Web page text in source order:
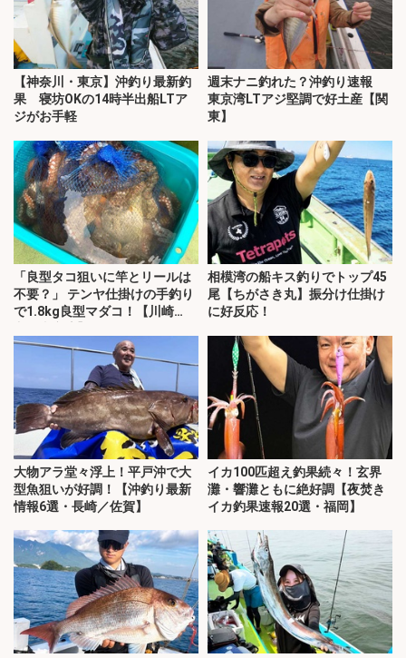
【神奈川・東京】沖釣り最新釣
果 寝坊OKの14時半出船LTア
ジがお手軽
週末ナニ釣れた？沖釣り速報
東京湾LTアジ堅調で好土産【関
東】
「良型タコ狙いに竿とリールは
不要？」 テンヤ仕掛けの手釣り
で1.8kg良型マダコ！【川崎
相模湾の船キス釣りでトップ45
尾【ちがさき丸】振分け仕掛け
に好反応！
大物アラ堂々浮上！平戸沖で大
型魚狙いが好調！【沖釣り最新
情報6選・長崎／佐賀】
イカ100匹超え釣果続々！玄界
灘・響灘ともに絶好調【夜焚き
イカ釣果速報20選・福岡】